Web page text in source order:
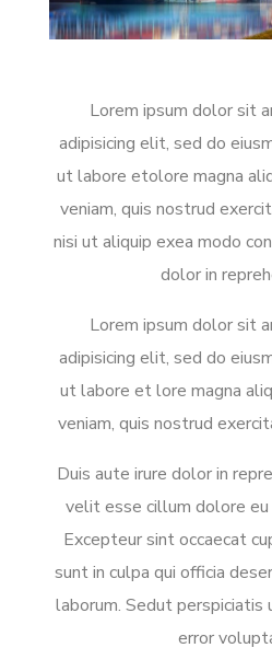
Lorem ipsum dolor sit
adipisicing elit, sed do
ut labore etolore magna
veniam, quis nostrud
nisi ut aliquip exea modo
dolor in
Lorem ipsum dolor sit
adipisicing elit, sed do
ut labore et lore magna
veniam, quis nostrud
Duis aute irure dolor in
velit esse cillum dolore
Excepteur sint occaecat
sunt in culpa qui officia
laborum. Sedut perspiciatis
error